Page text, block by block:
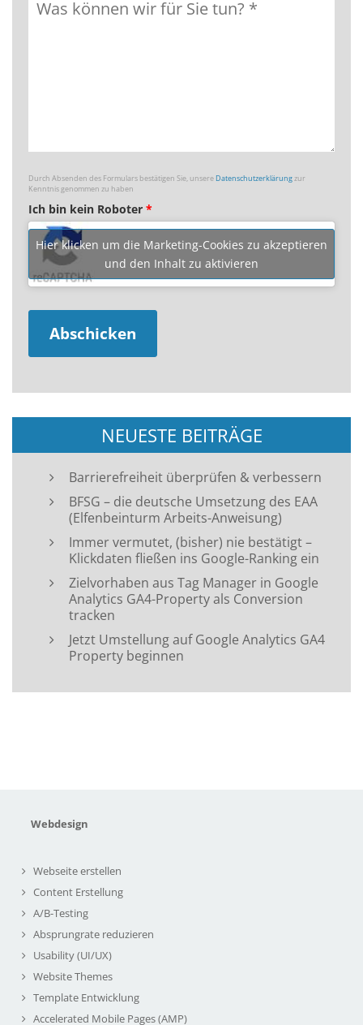
Durch Absenden des Formulars bestätigen Sie, unsereDatenschutzerklärungzur
Kenntnis genommen zu haben
Ich bin kein Roboter *
Hier klicken um die Marketing-Cookies zu akzeptieren
und den Inhalt zu aktivieren
NEUESTE BEITRÄGE
Barrierefreiheit überprüfen & verbessern
BFSG – die deutsche Umsetzung des EAA
(Elfenbeinturm Arbeits-Anweisung)
Immer vermutet, (bisher) nie bestätigt –
Klickdaten fließen ins Google-Ranking ein
Zielvorhaben aus Tag Manager in Google
Analytics GA4-Property als Conversion
tracken
Jetzt Umstellung auf Google Analytics GA4
Property beginnen
Webdesign
Webseite erstellen
Content Erstellung
A/B-Testing
Absprungrate reduzieren
Usability (UI/UX)
Website Themes
Template Entwicklung
Accelerated Mobile Pages (AMP)